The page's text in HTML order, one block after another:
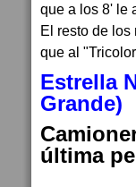
que a los 8' le
El resto de los
que al
Estrella
Grande)
última